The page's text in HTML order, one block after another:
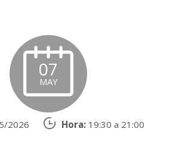
07
MAY
2026 Hora: 19:30 a 21:00